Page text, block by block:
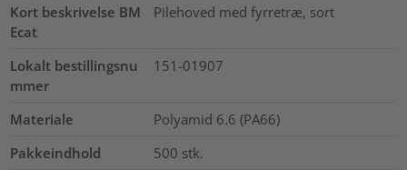
Kort beskrivelse BM
Ecat
Pilehoved med fyrretræ, sort
Lokalt bestillingsnu
mmer
151-01907
Materiale
Polyamid 6.6 (PA66)
Pakkeindhold
500 stk.